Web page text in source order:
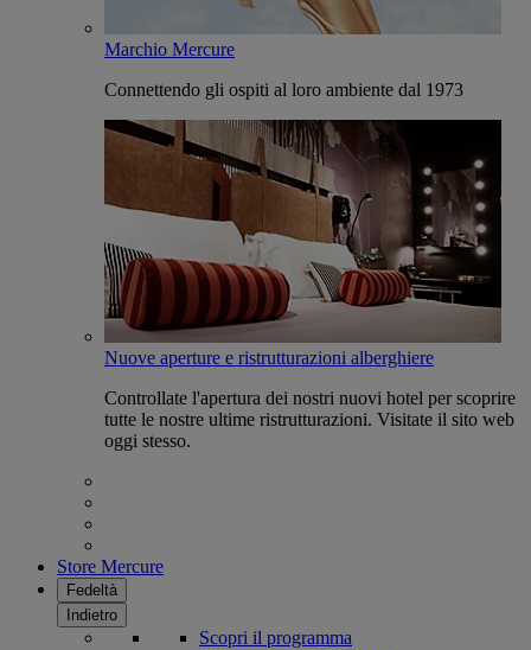
Marchio Mercure
Connettendo gli ospiti al loro ambiente dal 1973
Nuove aperture e ristrutturazioni alberghiere
Controllate l'apertura dei nostri nuovi hotel per scoprire
tutte le nostre ultime ristrutturazioni. Visitate il sito web
oggi stesso.
Store Mercure
Fedeltà
Indietro
Scopri il programma